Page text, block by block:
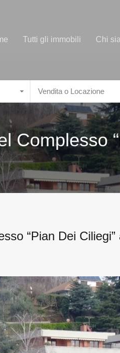
Tutti gli immobili Chi
Vendita o Locazione
Complesso
“Pian Dei